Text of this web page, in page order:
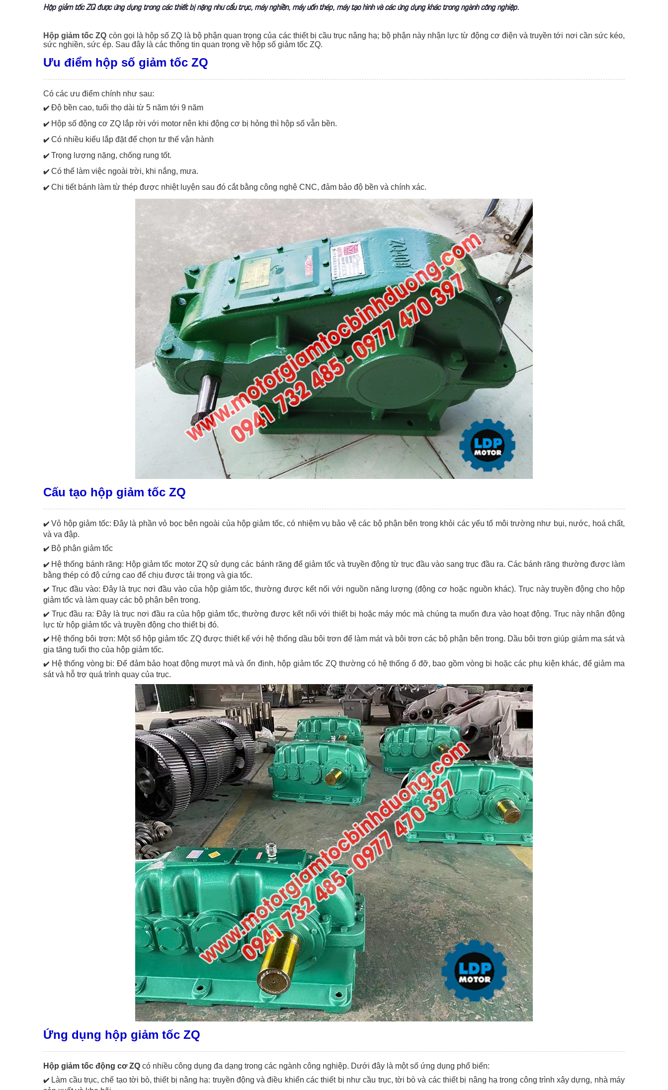
Hộp giảm tốc ZQ được ứng dụng trong các thiết bị nặng như cẩu trục, máy nghiền, máy uốn thép, máy tạo hình và các ứng dụng khác trong ngành công nghiệp.
Hộp giảm tốc ZQ còn gọi là hộp số ZQ là bộ phận quan trọng của các thiết bị cầu trục nâng hạ; bộ phận này nhận lực từ động cơ điện và truyền tới nơi cần sức kéo,
sức nghiền, sức ép. Sau đây là các thông tin quan trọng về hộp số giảm tốc ZQ.
Ưu điểm hộp số giảm tốc ZQ
Có các ưu điểm chính như sau:
✔️ Độ bền cao, tuổi thọ dài từ 5 năm tới 9 năm
✔️ Hộp số động cơ ZQ lắp rời với motor nên khi động cơ bị hỏng thì hộp số vẫn bền.
✔️ Có nhiều kiểu lắp đặt để chọn tư thế vận hành
✔️ Trọng lượng nặng, chống rung tốt.
✔️ Có thể làm việc ngoài trời, khi nắng, mưa.
✔️ Chi tiết bánh làm từ thép được nhiệt luyện sau đó cắt bằng công nghệ CNC, đảm bảo độ bền và chính xác.
Cấu tạo hộp giảm tốc ZQ
✔️ Vỏ hộp giảm tốc: Đây là phần vỏ bọc bên ngoài của hộp giảm tốc, có nhiệm vụ bảo vệ các bộ phận bên trong khỏi các yếu tố môi trường như bụi, nước, hoá chất,
và va đập.
✔️ Bộ phận giảm tốc
✔️ Hệ thống bánh răng: Hộp giảm tốc motor ZQ sử dụng các bánh răng để giảm tốc và truyền động từ trục đầu vào sang trục đầu ra. Các bánh răng thường được làm
bằng thép có độ cứng cao để chịu được tải trọng và gia tốc.
✔️ Trục đầu vào: Đây là trục nơi đầu vào của hộp giảm tốc, thường được kết nối với nguồn năng lượng (động cơ hoặc nguồn khác). Trục này truyền động cho hộp
giảm tốc và làm quay các bộ phận bên trong.
✔️ Trục đầu ra: Đây là trục nơi đầu ra của hộp giảm tốc, thường được kết nối với thiết bị hoặc máy móc mà chúng ta muốn đưa vào hoạt động. Trục này nhận động
lực từ hộp giảm tốc và truyền động cho thiết bị đó.
✔️ Hệ thống bôi trơn: Một số hộp giảm tốc ZQ được thiết kế với hệ thống dầu bôi trơn để làm mát và bôi trơn các bộ phận bên trong. Dầu bôi trơn giúp giảm ma sát và
gia tăng tuổi thọ của hộp giảm tốc.
✔️ Hệ thống vòng bi: Để đảm bảo hoạt động mượt mà và ổn định, hộp giảm tốc ZQ thường có hệ thống ổ đỡ, bao gồm vòng bi hoặc các phụ kiện khác, để giảm ma
sát và hỗ trợ quá trình quay của trục.
Ứng dụng hộp giảm tốc ZQ
Hộp giảm tốc động cơ ZQ có nhiều công dụng đa dạng trong các ngành công nghiệp. Dưới đây là một số ứng dụng phổ biến:
✔️ Làm cầu trục, chế tạo tời bò, thiết bị nâng hạ: truyền động và điều khiển các thiết bị như cầu trục, tời bò và các thiết bị nâng hạ trong công trình xây dựng, nhà máy